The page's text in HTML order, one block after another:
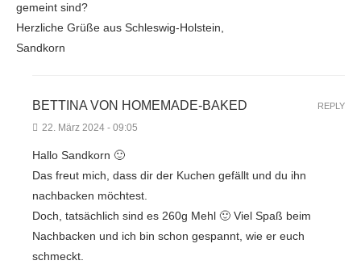
gemeint sind?
Herzliche Grüße aus Schleswig-Holstein,
Sandkorn
BETTINA VON HOMEMADE-BAKED
22. März 2024 - 09:05
Hallo Sandkorn 🙂
Das freut mich, dass dir der Kuchen gefällt und du ihn
nachbacken möchtest.
Doch, tatsächlich sind es 260g Mehl 🙂 Viel Spaß beim
Nachbacken und ich bin schon gespannt, wie er euch
schmeckt.
REPLY